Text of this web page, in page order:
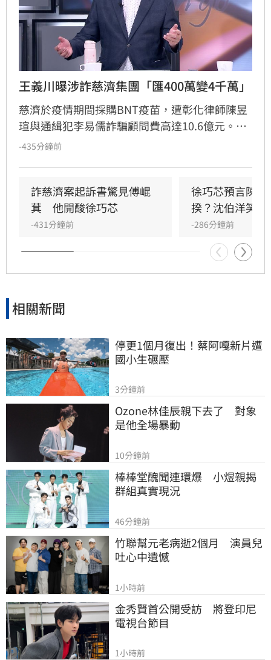
王義川曝涉詐慈濟集團「匯400萬變4千萬」
慈濟於疫情期間採購BNT疫苗，遭彰化律師陳昱
瑄與通緝犯李易儒詐騙顧問費高達10.6億元。民
進黨立委王義川指出，陳昱瑄利用資本額僅百萬
放行，甚至出現匯款金額錯誤卻輕易過關的離譜
情節，質疑洗錢防制機制失靈。
-435分鐘前
詐慈濟案起訴書驚見傅崐
萁　他開酸徐巧芯
-431分鐘前
徐巧芯預言陳時
揆？沈伯洋笑回
-286分鐘前
相關新聞
停更1個月復出！蔡阿嘎新片遭
國小生碾壓
3分鐘前
Ozone林佳辰親下去了　對象
是他全場暴動
10分鐘前
棒棒堂醜聞連環爆　小煜親揭
群組真實現況
46分鐘前
竹聯幫元老病逝2個月　演員兒
吐心中遺憾
1小時前
金秀賢首公開受訪　將登印尼
電視台節目
1小時前